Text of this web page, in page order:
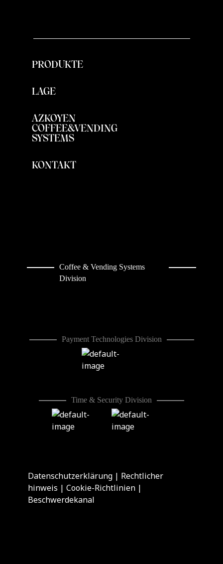
PRODUKTE
LAGE
AZKOYEN
COFFEE&VENDING
SYSTEMS
KONTAKT
Coffee & Vending Systems
Division
Payment Technologies Division
Time & Security Division
Datenschutzerklärung | Rechtlicher
hinweis |Cookie-Richtlinien |
Beschwerdekanal